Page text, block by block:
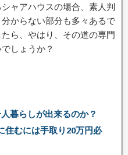
ャアハウスの場合、素人判
からない部分も多々あるで
ら、やはり、その道の専門
しょうか？
暮らしが出来るのか？
住むには手取り20万円必